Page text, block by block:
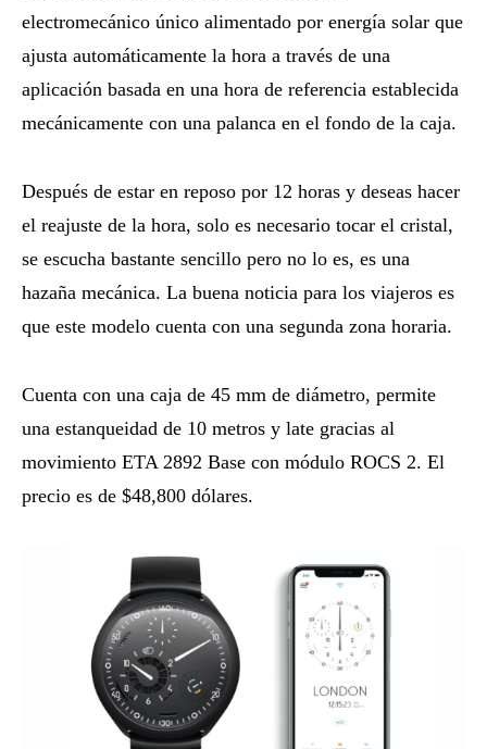
electromecánico único alimentado por energía solar que
ajusta automáticamente la hora a través de una
aplicación basada en una hora de referencia establecida
mecánicamente con una palanca en el fondo de la caja.
Después de estar en reposo por 12 horas y deseas hacer
el reajuste de la hora, solo es necesario tocar el cristal,
se escucha bastante sencillo pero no lo es, es una
hazaña mecánica. La buena noticia para los viajeros es
que este modelo cuenta con una segunda zona horaria.
Cuenta con una caja de 45 mm de diámetro, permite
una estanqueidad de 10 metros y late gracias al
movimiento ETA 2892 Base con módulo ROCS 2. El
precio es de $48,800 dólares.